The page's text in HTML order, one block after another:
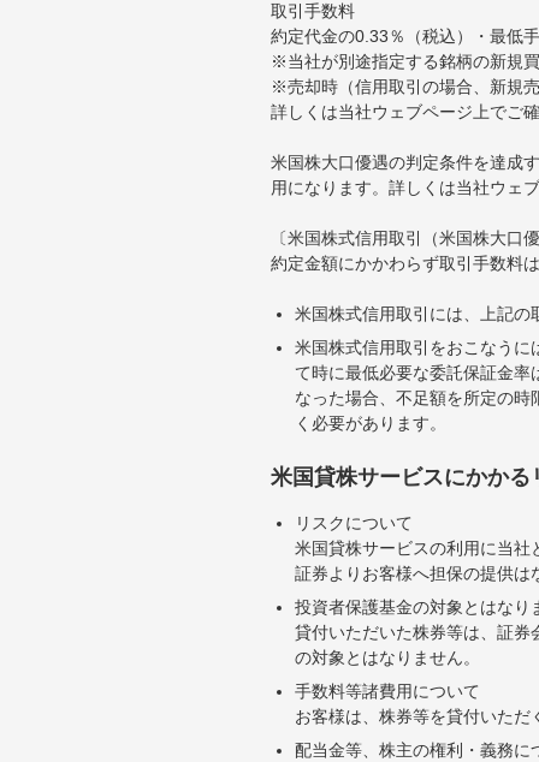
取引手数料
約定代金の0.33％（税込）・最低
※当社が別途指定する銘柄の新規
※売却時（信用取引の場合、新規
詳しくは当社ウェブページ上でご
米国株大口優遇の判定条件を達成
用になります。詳しくは当社ウェ
〔米国株式信用取引（米国株大口
約定金額にかかわらず取引手数料
米国株式信用取引には、上記
米国株式信用取引をおこなう
て時に最低必要な委託保証金
なった場合、不足額を所定の
く必要があります。
米国貸株サービスにかかる
リスクについて
米国貸株サービスの利用に当
証券よりお客様へ担保の提供
投資者保護基金の対象とはなり
貸付いただいた株券等は、証
の対象とはなりません。
手数料等諸費用について
お客様は、株券等を貸付いた
配当金等、株主の権利・義務に